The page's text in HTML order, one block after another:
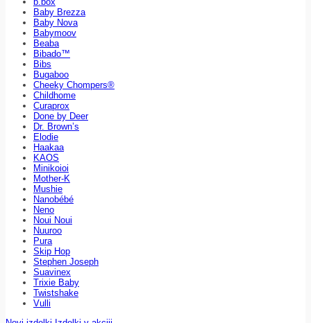
Baby Brezza
Baby Nova
Babymoov
Beaba
Bibado™
Bibs
Bugaboo
Cheeky Chompers®
Childhome
Curaprox
Done by Deer
Dr. Brown’s
Elodie
Haakaa
KAOS
Minikoioi
Mother-K
Mushie
Nanobébé
Neno
Noui Noui
Nuuroo
Pura
Skip Hop
Stephen Joseph
Suavinex
Trixie Baby
Twistshake
Vulli